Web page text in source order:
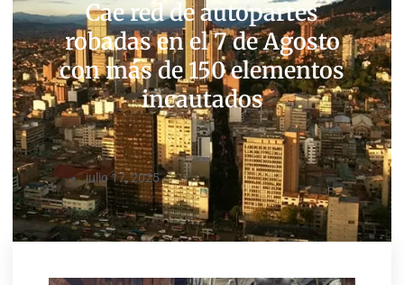
Cae red de autopartes
robadas en el 7 de Agosto
con más de 150 elementos
incautados
julio 17, 2025